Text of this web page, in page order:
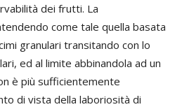
dei frutti. La
come tale quella basata
granulari transitando con lo
ed al limite abbinandola ad un
è più sufficientemente
di vista della laboriosità di